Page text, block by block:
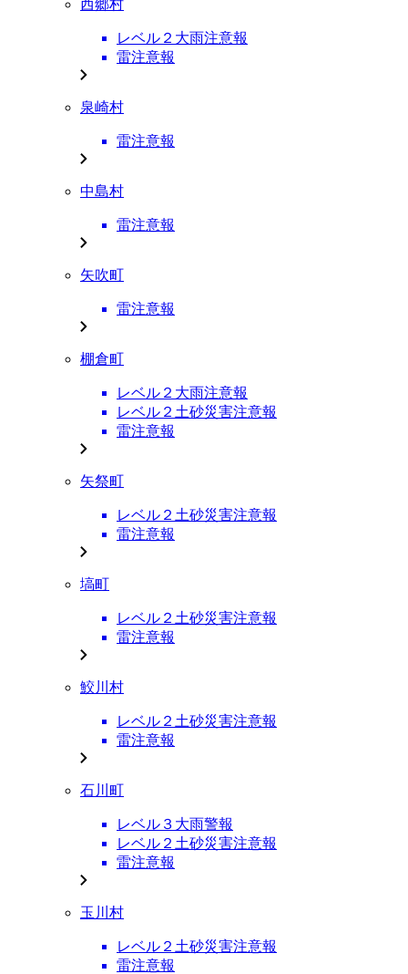
西郷村
レベル２大雨注意報
雷注意報
泉崎村
雷注意報
中島村
雷注意報
矢吹町
雷注意報
棚倉町
レベル２大雨注意報
レベル２土砂災害注意報
雷注意報
矢祭町
レベル２土砂災害注意報
雷注意報
塙町
レベル２土砂災害注意報
雷注意報
鮫川村
レベル２土砂災害注意報
雷注意報
石川町
レベル３大雨警報
レベル２土砂災害注意報
雷注意報
玉川村
レベル２土砂災害注意報
雷注意報